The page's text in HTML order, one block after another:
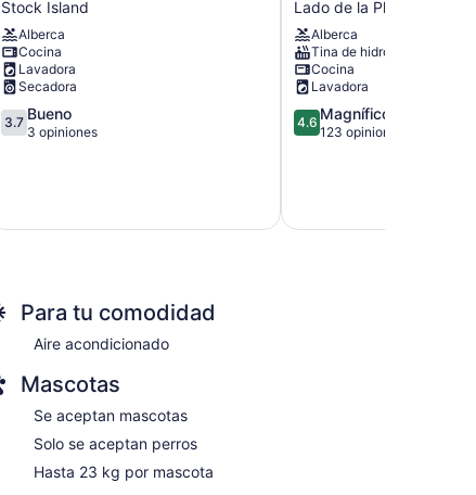
Close
2
DT
Key
West
Shared
Pool
Stock Island
Alberca
Cocina
Lavadora
Secadora
3.7
de
3.7 Bueno
3 opiniones
West
prime
location
&
amenities.
Last
minute
Playa
Lado de la Playa
Alberca
Tina de hidromasaje
Cocina
Lavadora
4.6
de
4.6 Magnífico
123 opiniones
Para tu comodidad
Aire acondicionado
Mascotas
Se aceptan mascotas
Solo se aceptan perros
Hasta 23 kg por mascota